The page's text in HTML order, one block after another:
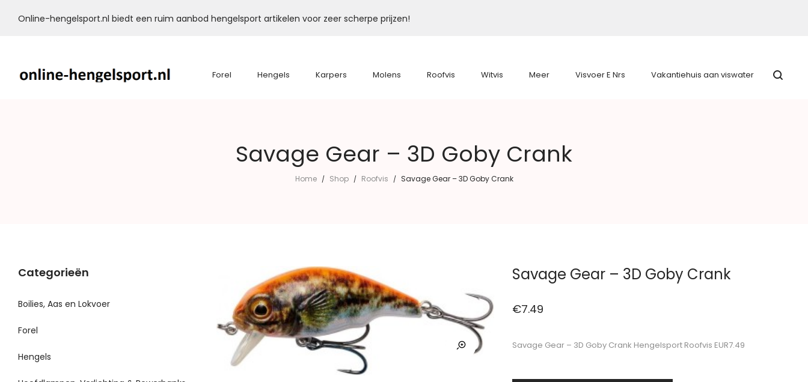
Online-hengelsport.nl biedt een ruim aanbod hengelsport artikelen voor zeer scherpe prijzen!
Forel Hengels Karpers Molens Roofvis Witvis Meer Visvoer E Nrs Vakantiehuis aan viswater
Savage Gear – 3D Goby Crank
Home / Shop / Roofvis / Savage Gear – 3D Goby Crank
Savage Gear – 3D Goby Crank
€7.49
Savage Gear – 3D Goby Crank Hengelsport Roofvis EUR7.49
Categorieën
Boilies, Aas en Lokvoer
Forel
Hengels